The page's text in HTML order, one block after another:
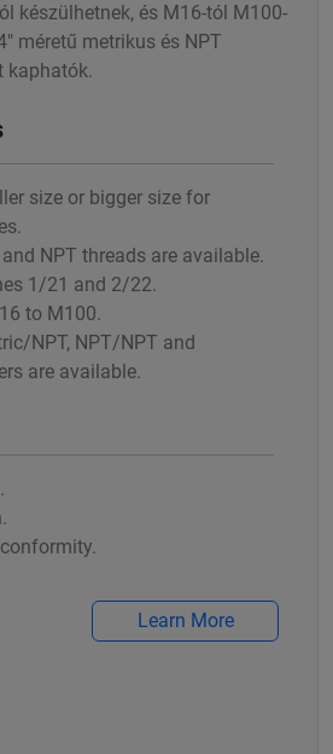
készülhetnek, és M16-tól M100-
méretű metrikus és NPT
kaphatók.
size or bigger size for
NPT threads are available.
1/21 and 2/22.
to M100.
NPT, NPT/NPT and
are available.
Learn More